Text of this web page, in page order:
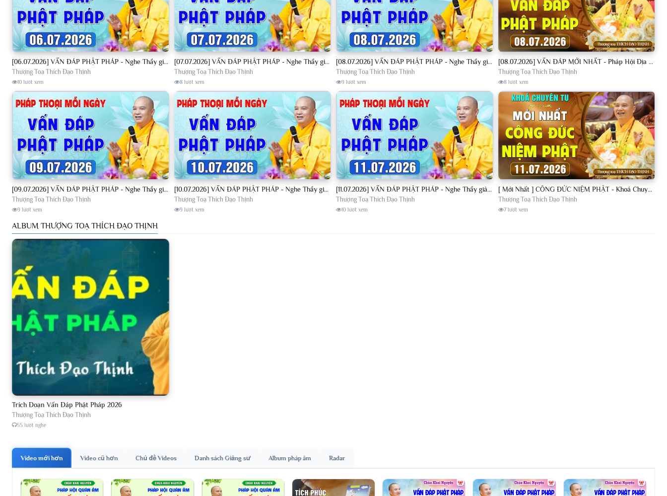
[06.07.2026] VẤN ĐÁP PHẬT PHÁP - Nghe Thầy giảng Pháp mỗi ngày CÔNG ĐỨC VÔ LƯỢNG│TT. Thích Đạo Thịnh
Thượng Toạ Thích Đạo Thịnh
10 lượt xem
[07.07.2026] VẤN ĐÁP PHẬT PHÁP - Nghe Thầy giảng Pháp mỗi ngày CÔNG ĐỨC VÔ LƯỢNG│TT. Thích Đạo Thịnh
Thượng Toạ Thích Đạo Thịnh
8 lượt xem
[08.07.2026] VẤN ĐÁP PHẬT PHÁP - Nghe Thầy giảng Pháp mỗi ngày CÔNG ĐỨC VÔ LƯỢNG│TT. Thích Đạo Thịnh
Thượng Toạ Thích Đạo Thịnh
9 lượt xem
[08.07.2026] VẤN ĐÁP MỚI NHẤT - Pháp Hội Địa Tạng Chùa Khai Nguyên | TT. Thích Đạo Thịnh
Thượng Toạ Thích Đạo Thịnh
8 lượt xem
[09.07.2026] VẤN ĐÁP PHẬT PHÁP - Nghe Thầy giảng Pháp mỗi ngày CÔNG ĐỨC VÔ LƯỢNG│TT. Thích Đạo Thịnh
Thượng Toạ Thích Đạo Thịnh
9 lượt xem
[10.07.2026] VẤN ĐÁP PHẬT PHÁP - Nghe Thầy giảng Pháp mỗi ngày CÔNG ĐỨC VÔ LƯỢNG│TT. Thích Đạo Thịnh
Thượng Toạ Thích Đạo Thịnh
9 lượt xem
[11.07.2026] VẤN ĐÁP PHẬT PHÁP - Nghe Thầy giảng Pháp mỗi ngày CÔNG ĐỨC VÔ LƯỢNG│TT. Thích Đạo Thịnh
Thượng Toạ Thích Đạo Thịnh
10 lượt xem
[ Mới Nhất ] CÔNG ĐỨC NIỆM PHẬT - Khoá Chuyên Tu Chùa Khai Nguyên 11/07/2026 | TT. Thích Đạo Thịnh
Thượng Toạ Thích Đạo Thịnh
7 lượt xem
ALBUM THƯỢNG TOẠ THÍCH ĐẠO THỊNH
Trích Đoạn Vấn Đáp Phật Pháp 2026
Thượng Toạ Thích Đạo Thịnh
55 lượt nghe
Video mới hơn Video cũ hơn Chủ đề Videos Danh sách Giảng sư Album pháp âm Radar